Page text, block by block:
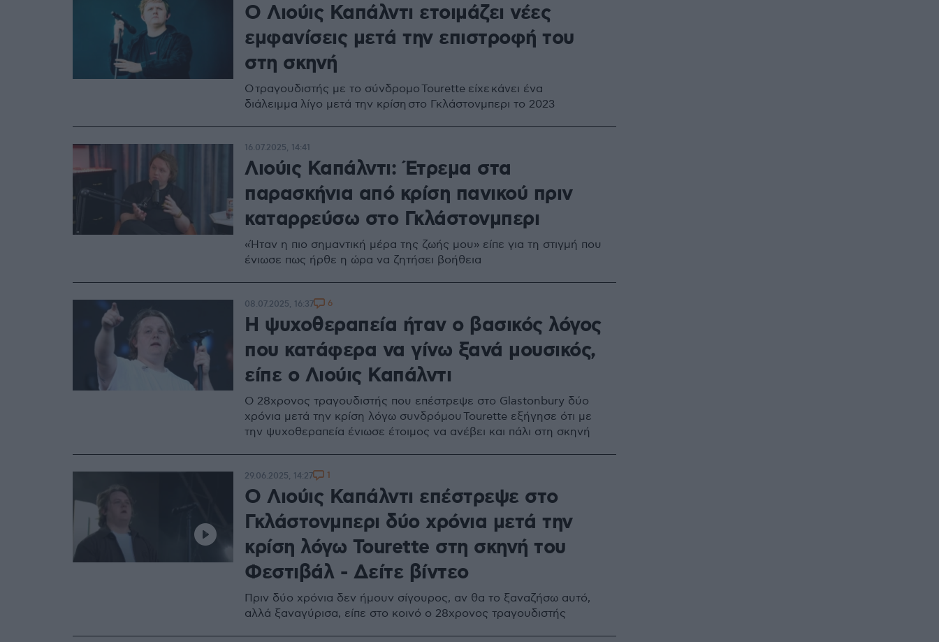
Ο Λιούις Καπάλντι ετοιμάζει νέες
εμφανίσεις μετά την επιστροφή του
στη σκηνή
O τραγουδιστής με το σύνδρομο Tourette είχε κάνει ένα
διάλειμμα λίγο μετά την κρίση στο Γκλάστονμπερι το 2023
Λιούις Καπάλντι: Έτρεμα στα
παρασκήνια από κρίση πανικού πριν
καταρρεύσω στο Γκλάστονμπερι
«Ήταν η πιο σημαντική μέρα της ζωής μου» είπε για τη στιγμή που
ένιωσε πως ήρθε η ώρα να ζητήσει βοήθεια
16.07.2025, 14:41
Η ψυχοθεραπεία ήταν ο βασικός λόγος
που κατάφερα να γίνω ξανά μουσικός,
είπε ο Λιούις Καπάλντι
Ο 28χρονος τραγουδιστής που επέστρεψε στο Glastonbury δύο
χρόνια μετά την κρίση λόγω συνδρόμου Tourette εξήγησε ότι με
την ψυχοθεραπεία ένιωσε έτοιμος να ανέβει και πάλι στη σκηνή
08.07.2025, 16:37 6
Ο Λιούις Καπάλντι επέστρεψε στο
Γκλάστονμπερι δύο χρόνια μετά την
κρίση λόγω Tourette στη σκηνή του
Φεστιβάλ - Δείτε βίντεο
Πριν δύο χρόνια δεν ήμουν σίγουρος, αν θα το ξαναζήσω αυτό,
αλλά ξαναγύρισα, είπε στο κοινό ο 28χρονος τραγουδιστής
29.06.2025, 14:27 1